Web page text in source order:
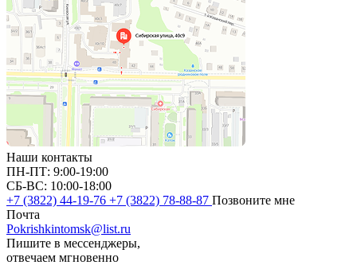
Наши контакты
ПН-ПТ: 9:00-19:00
СБ-ВС: 10:00-18:00
+7 (3822) 44-19-76 +7 (3822) 78-88-87 Позвоните мне
Почта
Pokrishkintomsk@list.ru
Пишите в мессенджеры,
отвечаем мгновенно